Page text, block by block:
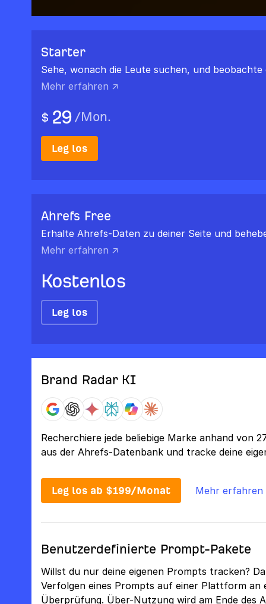
Starter
Sehe, wonach die Leute suchen, und
Mehr erfahren ↗
$ 29 /Mon.
Leg los
Ahrefs Free
Erhalte Ahrefs-Daten zu deiner Seite und
Mehr erfahren ↗
Kostenlos
Leg los
Brand Radar KI
Recherchiere jede beliebige Marke anhand von
aus der Ahrefs-Datenbank und tracke deine
Leg los ab $199/Monat Mehr erfahren
Benutzerdefinierte Prompt-Pakete
Willst du nur deine eigenen Prompts tracken?
Verfolgen eines Prompts auf einer Plattform an
Überprüfung. Über-Nutzung wird am Ende des